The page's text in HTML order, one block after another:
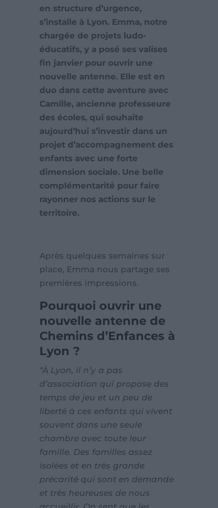
en structure d’urgence,
s’installe à Lyon. Emma, notre
chargée de projets ludo-
éducatifs, y a posé ses valises
fin janvier pour ouvrir une
nouvelle antenne. Elle est en
duo dans cette aventure avec
Camille, ancienne professeure
des écoles, qui souhaite
aujourd’hui s’investir dans un
projet d’accompagnement des
enfants avec une forte
dimension sociale. Une belle
complémentarité pour faire
rayonner nos actions sur le
territoire.
Après quelques semaines sur
place, Emma nous partage ses
premières impressions.
Pourquoi ouvrir une
nouvelle antenne de
Chemins d’Enfances à
Lyon ?
“À Lyon, il n’y a pas
d’association qui propose des
temps de jeu et un peu de
liberté à ces enfants qui vivent
souvent dans une seule
chambre avec toute leur
famille. Des familles assez
isolées et en très grande
précarité qui sont en demande
et très heureuses de nous